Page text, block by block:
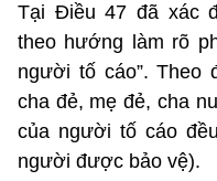
Tại Điều 47 đã xác
theo hướng làm rõ
người tố cáo”. Theo
cha đẻ, mẹ đẻ, cha
của người tố cáo
người được bảo vệ).